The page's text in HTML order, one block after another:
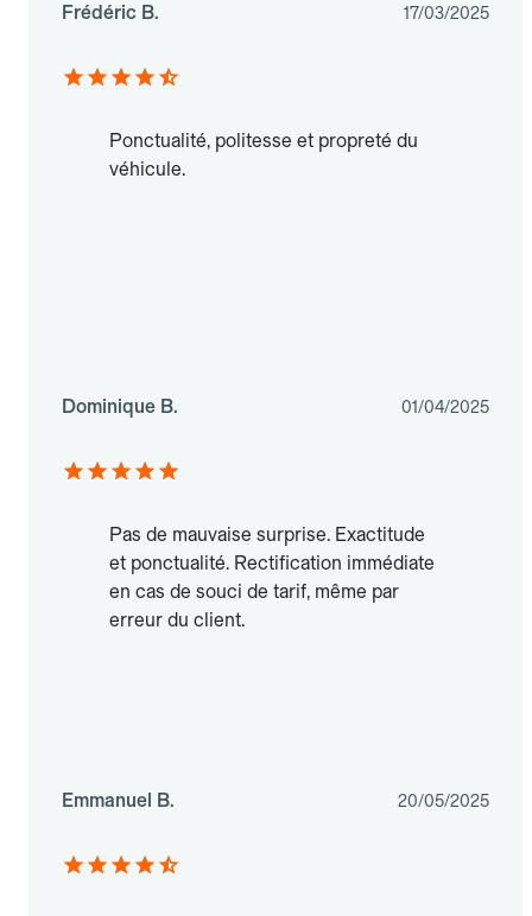
Frédéric B. 17/03/2025
Ponctualité, politesse et propreté du
véhicule.
Dominique B. 01/04/2025
Pas de mauvaise surprise. Exactitude
et ponctualité. Rectification immédiate
en cas de souci de tarif, même par
erreur du client.
Emmanuel B. 20/05/2025